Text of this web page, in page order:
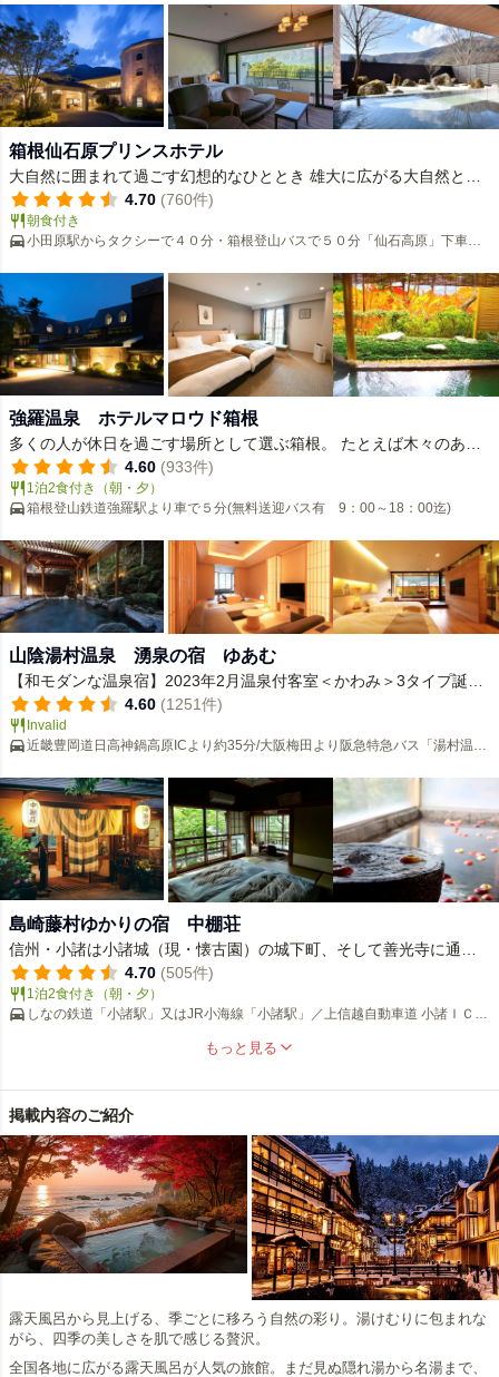
箱根仙石原プリンスホテル
大自然に囲まれて過ごす幻想的なひととき 雄大に広がる大自然と、
アート文化に包まれたこの土地で、やすらぎとくつろぎのひととき
をお過ごしください。半円のアーチでデザインされたロマネスク様
式の窓や、らせん階段、スペインの調度品、レトロなシャンデリア
や暖炉などから表現された、古城のような建築で、まるで美術館の
中で暮らすようなご滞在を。
4.70 (760件)
朝食付き
小田原駅からタクシーで４０分・箱根登山バスで５０分「仙石高原」下車／
強羅温泉 ホテルマロウド箱根
多くの人が休日を過ごす場所として選ぶ箱根。 たとえば木々のあい
だからこぼれる光。 頬を優しくなでる風。 時間の流れを穏やかに伝
える夕日。 その全てが特別なものとなるよう、ホテルマロウド箱根
はお客様のひと時をお創りします。
4.60 (933件)
1泊2食付き（朝・夕）
箱根登山鉄道強羅駅より車で５分(無料送迎バス有 9：00～18：00迄)
山陰湯村温泉 湧泉の宿 ゆあむ
【和モダンな温泉宿】2023年2月温泉付客室＜かわみ＞3タイプ誕
生。全34室
4.60 (1251件)
Invalid
近畿豊岡道日高神鍋高原ICより約35分/大阪梅田より阪急特急バス「湯村温泉
島崎藤村ゆかりの宿 中棚荘
信州・小諸は小諸城（現・懐古園）の城下町、そして善光寺に通じ
る北国街道の宿場町で、昔町の面影を色濃く残しています。中棚荘
は、そんな小諸の地に佇む1898年創業の温泉宿です。ゆかりのある
島崎藤村の言葉「もっと自分を新鮮に、そして簡素にすることはな
いか」をテーマに等身大のおもてなしで、訪れる旅人をお迎えして
4.70 (505件)
1泊2食付き（朝・夕）
しなの鉄道「小諸駅」又はJR小海線「小諸駅」／上信越自動車道 小諸ＩＣよ
もっと見る
掲載内容のご紹介
露天風呂から見上げる、季ごとに移ろう自然の彩り。湯けむりに包まれな
がら、四季の美しさを肌で感じる贅沢。
全国各地に広がる露天風呂が人気の旅館。まだ見ぬ隠れ湯から名湯まで、